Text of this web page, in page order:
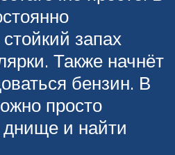
запах
Также начнёт
бензин. В
просто
днище и найти